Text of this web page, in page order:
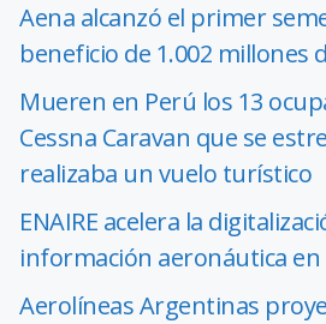
Aena alcanzó el primer
beneficio de 1.002 millones
Mueren en Perú los 13
Cessna Caravan que se
realizaba un vuelo turístico
ENAIRE acelera la
información aeronáutica en
Aerolíneas Argentinas